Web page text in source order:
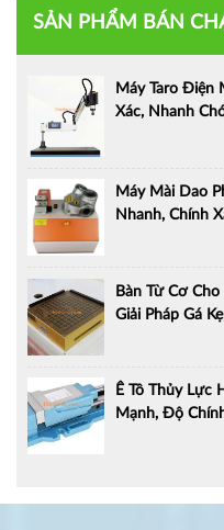
SẢN PHẨM BÁN
Máy Taro Điện
Xác, Nhanh
Máy Mài Dao
Nhanh, Chính
Bàn Từ Cơ
Giải Pháp Gá
Ê Tô Thủy Lực
Mạnh, Độ